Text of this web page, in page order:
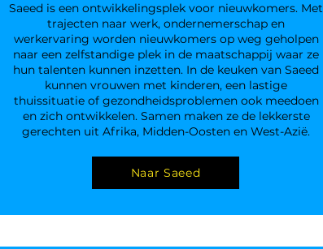
Saeed is een ontwikkelingsplek voor nieuwkomers. Met
trajecten naar werk, ondernemerschap en
werkervaring worden nieuwkomers op weg geholpen
naar een zelfstandige plek in de maatschappij waar ze
hun talenten kunnen inzetten. In de keuken van Saeed
kunnen vrouwen met kinderen, een lastige
thuissituatie of gezondheidsproblemen ook meedoen
en zich ontwikkelen. Samen maken ze de lekkerste
gerechten uit Afrika, Midden-Oosten en West-Azië.
Naar Saeed